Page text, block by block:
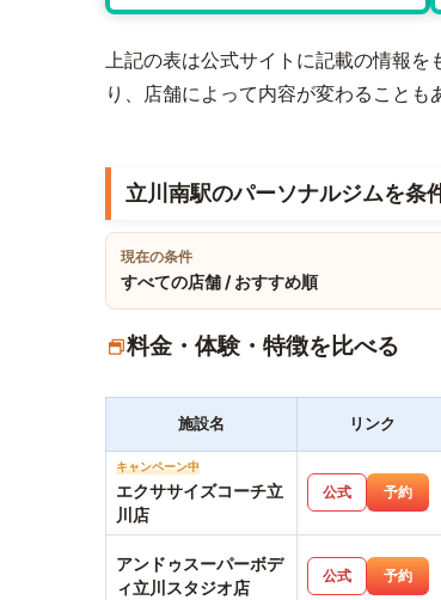
上記の表は公式サイトに記載の情報
り、店舗によって内容が変わることも
立川南駅のパーソナルジムを条
現在の条件
すべての店舗 / おすすめ順
料金・体験・特徴を比べる
施設名 リンク
キャンペーン中
エクササイズコーチ立
川店
公式 予約
アンドゥスーパーボデ
ィ立川スタジオ店
公式 予約